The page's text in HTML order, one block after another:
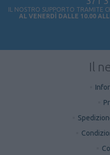
IL NOSTRO SUPPORTO TRAMITE
AL VENERDÌ DALLE 10.00
Il